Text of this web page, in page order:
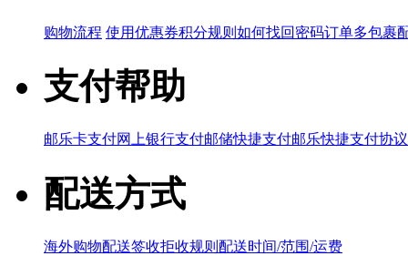
购物流程 使用优惠券积分规则 如何找回密码订单多包裹
支付帮助
邮乐卡支付网上银行支付邮储快捷支付邮乐快捷支付协议
配送方式
海外购物配送签收拒收规则 配送时间/范围/运费